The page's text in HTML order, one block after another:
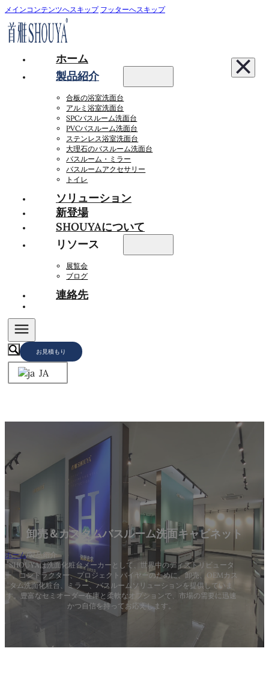
メインコンテンツへスキップ フッターへスキップ
ホーム
製品紹介
合板の浴室洗面台
アルミ浴室洗面台
SPCバスルーム洗面台
PVCバスルーム洗面台
ステンレス浴室洗面台
大理石のバスルーム洗面台
バスルーム・ミラー
バスルームアクセサリー
トイレ
ソリューション
新登場
SHOUYAについて
リソース
展覧会
ブログ
連絡先
お見積もり
JA
卸売＆カスタムバスルーム洗面キャビネット
ホーム/製品紹介
SHOUYAは洗面化粧台メーカーとして、世界中のディストリビュータ
ー、コントラクター、プロジェクトバイヤーのために、卸売、OEMカス
タム洗面化粧台、ミラー、バスルームソリューションを提供していま
す。豊富なセミオーダー在庫と柔軟なオプションで、市場の需要に迅速
かつ自信を持ってお応えします。